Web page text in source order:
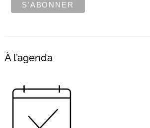
À l’agenda